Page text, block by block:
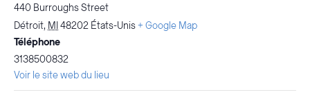
440 Burroughs Street
Détroit, MI48202 États-Unis+ Google Map
Téléphone
3138500832
Voir le site web du lieu